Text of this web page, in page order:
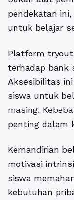
pendekatan
untuk belajar
Platform
terhadap bank
Aksesibilitas
siswa untuk
masing.
penting dalam
Kemandirian
motivasi
siswa
kebutuhan